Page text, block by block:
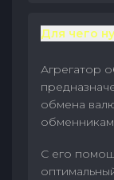
Для чего
Агрегатор
обмена
С его